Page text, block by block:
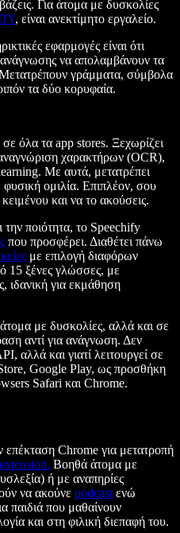
Για άτομα με δυσκολίες
, είναι ανεκτίμητο εργαλείο.
εφαρμογές είναι ότι
να απολαμβάνουν τα
Μετατρέπουν γράμματα, σύμβολα
τα δύο κορυφαία.
όλα τα app stores. Ξεχωρίζει
αναγνώριση χαρακτήρων (OCR),
Με αυτά, μετατρέπει
ομιλία. Επιπλέον, σου
κειμένου και να το ακούσεις.
την ποιότητα, το Speechify
που προσφέρει. Διαθέτει πάνω
με επιλογή διαφόρων
15 ξένες γλώσσες, με
ιδανική για εκμάθηση
με δυσκολίες, αλλά και σε
αντί για ανάγνωση. Δεν
αλλά και γιατί λειτουργεί σε
Google Play, ως προσθήκη
Safari και Chrome.
Chrome για μετατροπή
Βοηθά άτομα με
ή με αναπηρίες
να ακούνε podcastενώ
παιδιά που μαθαίνουν
και στη φιλική διεπαφή του.